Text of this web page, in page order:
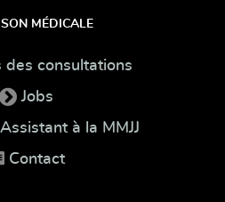
MÉDICALE
des consultations
Jobs
à la MMJJ
Contact